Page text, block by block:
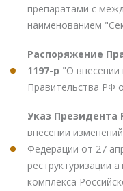
препаратами с
наименованием
Распоряжение
1197-р "О внесении
Правительства РФ
Указ Президента
внесении
Федерации от 27
реструктуризации
комплекса